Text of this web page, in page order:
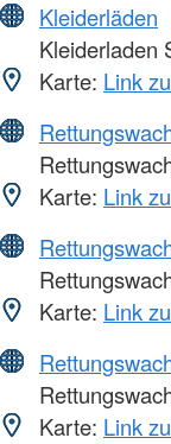
Kleiderläden
Kleiderladen
Karte: Link
Karte: Link
Karte: Link
Karte: Link